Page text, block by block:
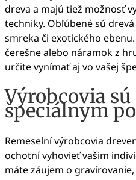
dreva a majú tiež možnosť
techniky. Obľúbené sú
smreka či exotického ebenu.
čerešne alebo náramok z
určite vynímať aj vo vašej
Výrobcovia
špeciálnym
Remeselní výrobcovia
ochotní vyhovieť vašim
máte záujem o